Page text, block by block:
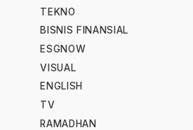
TEKNO
BISNIS FINANSIAL
ESGNOW
VISUAL
ENGLISH
TV
RAMADHAN